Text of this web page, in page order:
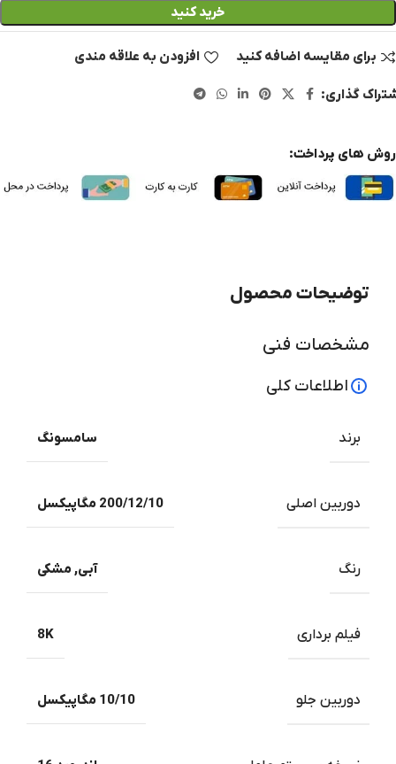
خرید کنید
برای مقایسه اضافه کنید افزودن به علاقه مندی
گذاری:
روش های پرداخت:
مشخصات فنی
اطلاعات کلی
برند سامسونگ
دوربین اصلی 200/12/10 مگاپیکسل
رنگ آبی, مشکی
فیلم برداری 8K
دوربین جلو 10/10 مگاپیکسل
توضیحات محصول